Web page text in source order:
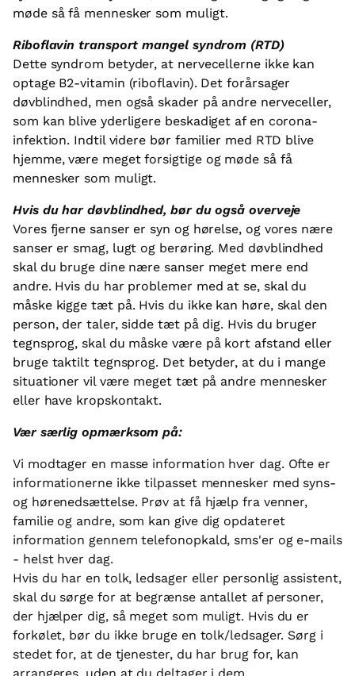
møde så få mennesker som muligt.
Riboflavin transport mangel syndrom (RTD)
Dette syndrom betyder, at nervecellerne ikke kan
optage B2-vitamin (riboflavin). Det forårsager
døvblindhed, men også skader på andre nerveceller,
som kan blive yderligere beskadiget af en corona-
infektion. Indtil videre bør familier med RTD blive
hjemme, være meget forsigtige og møde så få
mennesker som muligt.
Hvis du har døvblindhed, bør du også overveje
Vores fjerne sanser er syn og hørelse, og vores nære
sanser er smag, lugt og berøring. Med døvblindhed
skal du bruge dine nære sanser meget mere end
andre. Hvis du har problemer med at se, skal du
måske kigge tæt på. Hvis du ikke kan høre, skal den
person, der taler, sidde tæt på dig. Hvis du bruger
tegnsprog, skal du måske være på kort afstand eller
bruge taktilt tegnsprog. Det betyder, at du i mange
situationer vil være meget tæt på andre mennesker
eller have kropskontakt.
Vær særlig opmærksom på:
Vi modtager en masse information hver dag. Ofte er
informationerne ikke tilpasset mennesker med syns-
og hørenedsættelse. Prøv at få hjælp fra venner,
familie og andre, som kan give dig opdateret
information gennem telefonopkald, sms'er og e-mails
- helst hver dag.
Hvis du har en tolk, ledsager eller personlig assistent,
skal du sørge for at begrænse antallet af personer,
der hjælper dig, så meget som muligt. Hvis du er
forkølet, bør du ikke bruge en tolk/ledsager. Sørg i
stedet for, at de tjenester, du har brug for, kan